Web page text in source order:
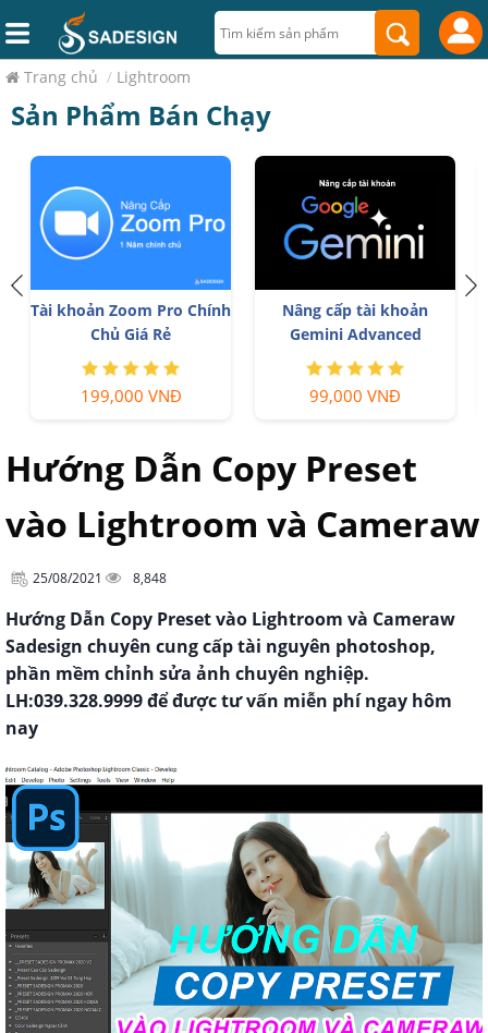
Trang chủ / Lightroom
Sản Phẩm Bán Chạy
tài khoản
YouTube Premium Nâng
cấp TK Chính Chủ
Nâng Cấp
Freepik
Hướng Dẫn Copy Preset
vào Lightroom và Cameraw
25/08/2021 8,848
Hướng Dẫn Copy Preset vào Lightroom và Cameraw
Sadesign chuyên cung cấp tài nguyên photoshop,
phần mềm chỉnh sửa ảnh chuyên nghiệp.
LH:039.328.9999 để được tư vấn miễn phí ngay hôm
nay